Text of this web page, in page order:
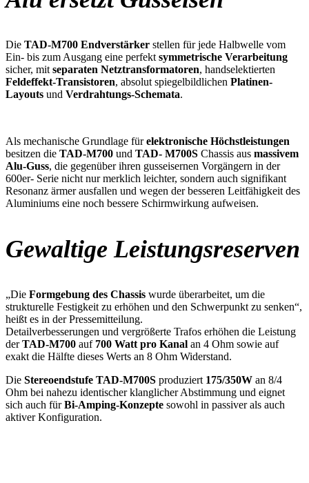
Die TAD-M700 Endverstärker stellen für jede Halbwelle vom
Ein- bis zum Ausgang eine perfekt symmetrische Verarbeitung
sicher, mit separaten Netztransformatoren, handselektierten
Feldeffekt-Transistoren, absolut spiegelbildlichen Platinen-
Layouts und Verdrahtungs-Schemata.
Als mechanische Grundlage fürelektronische Höchstleistungen
besitzen die TAD-M700 und TAD- M700S Chassis aus massivem
Alu-Guss, die gegenüber ihren gusseisernen Vorgängern in der
600er- Serie nicht nur merklich leichter, sondern auch signifikant
Resonanz ärmer ausfallen und wegen der besseren Leitfähigkeit des
Aluminiums eine noch bessere Schirmwirkung aufweisen.
Gewaltige Leistungsreserven
„Die Formgebung des Chassis wurde überarbeitet, um die
strukturelle Festigkeit zu erhöhen und den Schwerpunkt zu senken“,
heißt es in der Pressemitteilung.
Detailverbesserungen und vergrößerte Trafos erhöhen die Leistung
derTAD-M700 auf 700 Watt pro Kanal an 4 Ohm sowie auf
exakt die Hälfte dieses Werts an 8 Ohm Widerstand.
Die Stereoendstufe TAD-M700S produziert 175/350W an 8/4
Ohm bei nahezu identischer klanglicher Abstimmung und eignet
sich auch fürBi-Amping-Konzepte sowohl in passiver als auch
aktiver Konfiguration.